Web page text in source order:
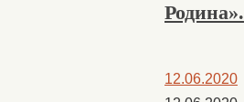
Родина».
12.06.2020